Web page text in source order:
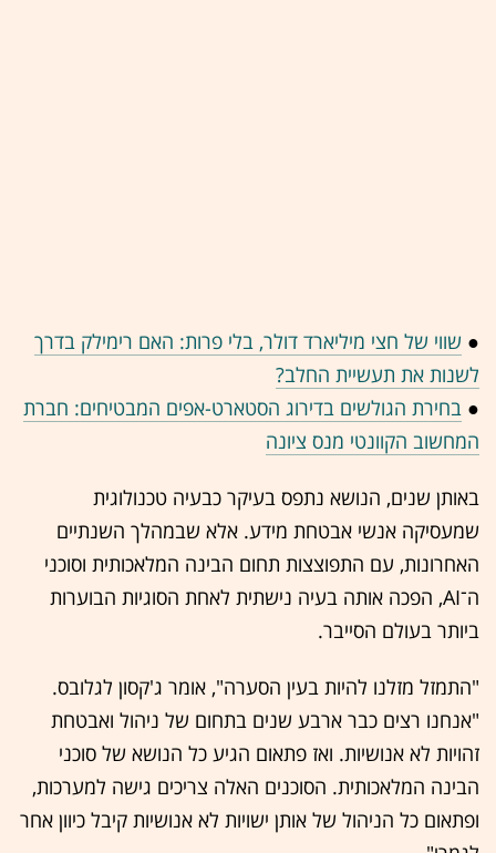
● שווי של חצי מיליארד דולר, בלי פרות: האם רימילק בדרך
לשנות את תעשיית החלב?
● בחירת הגולשים בדירוג הסטארט-אפים המבטיחים: חברת
המחשוב הקוונטי מנס ציונה
באותן שנים, הנושא נתפס בעיקר כבעיה טכנולוגית
שמעסיקה אנשי אבטחת מידע. אלא שבמהלך השנתיים
האחרונות, עם התפוצצות תחום הבינה המלאכותית וסוכני
ה־AI, הפכה אותה בעיה נישתית לאחת הסוגיות הבוערות
ביותר בעולם הסייבר.
"התמזל מזלנו להיות בעין הסערה", אומר ג'קסון לגלובס.
"אנחנו רצים כבר ארבע שנים בתחום של ניהול ואבטחת
זהויות לא אנושיות. ואז פתאום הגיע כל הנושא של סוכני
הבינה המלאכותית. הסוכנים האלה צריכים גישה למערכות,
ופתאום כל הניהול של אותן ישויות לא אנושיות קיבל כיוון אחר